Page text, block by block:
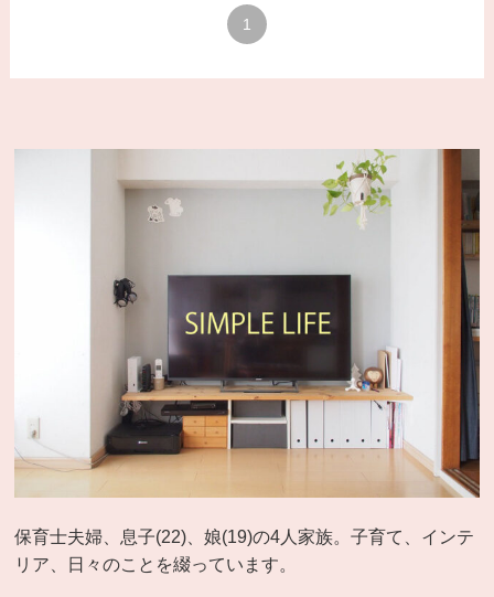
1
保育士夫婦、息子(22)、娘(19)の4人家族。子育て、インテ
リア、日々のことを綴っています。